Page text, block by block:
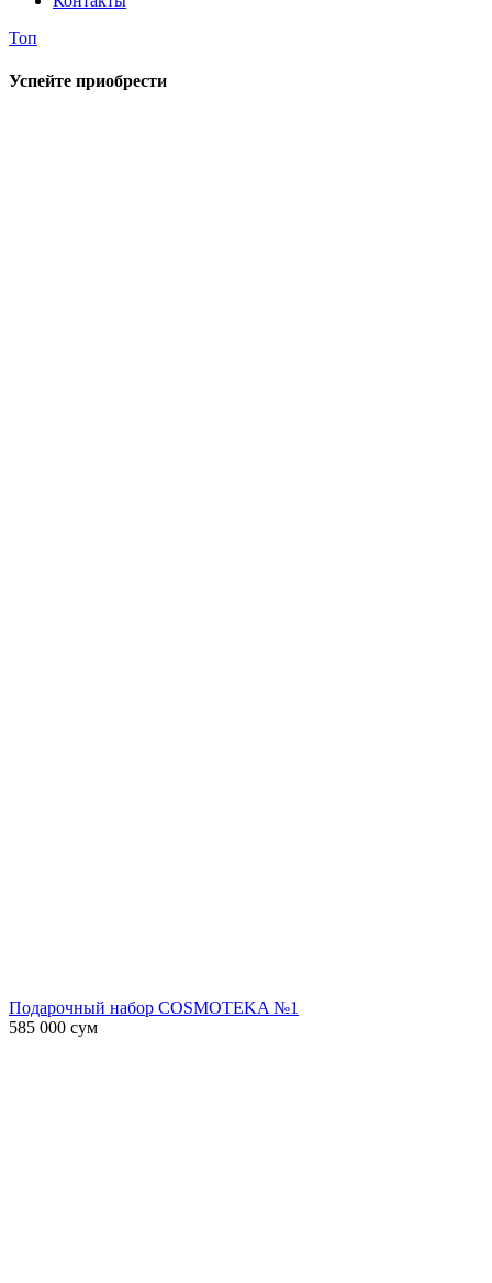
Топ
Успейте приобрести
Подарочный набор COSMOTEKA №1
585 000 сум